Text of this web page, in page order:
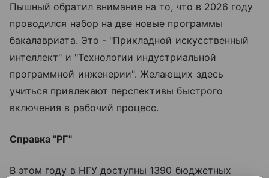
Пышный обратил внимание на то, что в 2026 году
проводился набор на две новые программы
бакалавриата. Это - "Прикладной искусственный
интеллект" и "Технологии индустриальной
программной инженерии". Желающих здесь
учиться привлекают перспективы быстрого
включения в рабочий процесс.
Справка "РГ"
В этом году в НГУ доступны 1390 бюджетных